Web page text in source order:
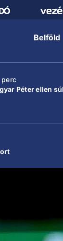
Belföld
perc
Péter ellen